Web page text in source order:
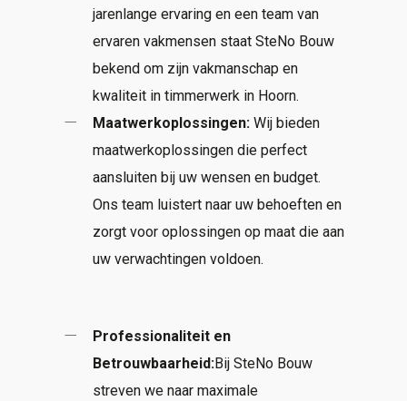
jarenlange ervaring en een team van
ervaren vakmensen staat SteNo Bouw
bekend om zijn vakmanschap en
kwaliteit in timmerwerk in Hoorn.
Maatwerkoplossingen: Wij bieden
maatwerkoplossingen die perfect
aansluiten bij uw wensen en budget.
Ons team luistert naar uw behoeften en
zorgt voor oplossingen op maat die aan
uw verwachtingen voldoen.
Professionaliteit en
Betrouwbaarheid:Bij SteNo Bouw
streven we naar maximale